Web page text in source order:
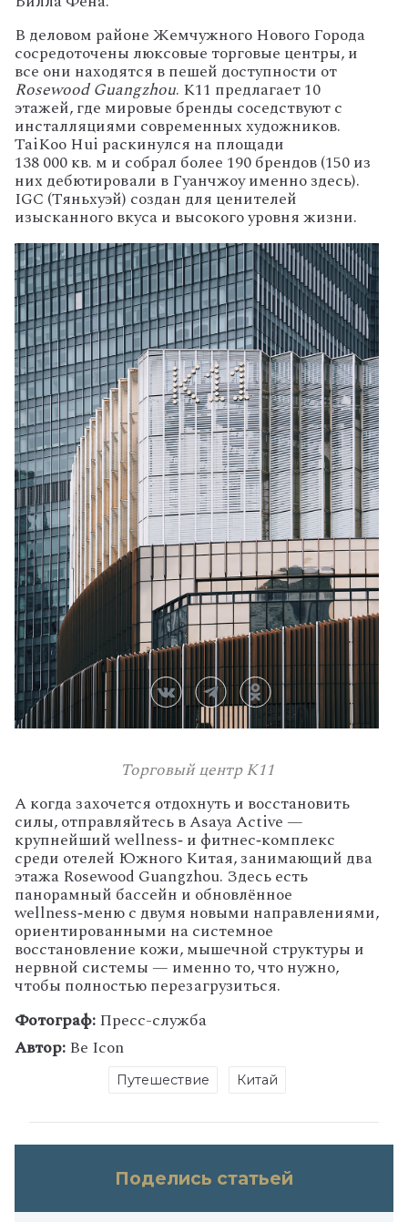
В деловом районеЖемчужногоНовогоГорода
сосредоточенылюксовые торговые центры,и
все они находятся впешей доступности от
RosewoodGuangzhou. K11 предлагает10
этажей,где мировые бренды соседствуютс
инсталляциями современныххудожников.
TaiKooHui раскинулся наплощади
138000кв. м и собрал более 190брендов(150из
них дебютировали вГуанчжоуименноздесь).
IGC (Тяньхуэй) создан для ценителей
изысканноговкусаи высокогоуровняжизни.
Торговый центр K11
Акогдазахочется отдохнутьи восстановить
силы,отправляйтесьвAsayaActive —
крупнейшийwellness‑и фитнес‑комплекс
среди отелей ЮжногоКитая,занимающий два
этажаRosewood Guangzhou. Здесьесть
панорамный бассейн и обновлённое
wellness‑менюс двумя новыми направлениями,
ориентированными насистемное
восстановление кожи,мышечной структуры и
нервной системы — именното,чтонужно,
чтобы полностьюперезагрузиться.
Фотограф:Пресс-служба
Автор:Be Icon
Путешествие Китай
Поделись статьей